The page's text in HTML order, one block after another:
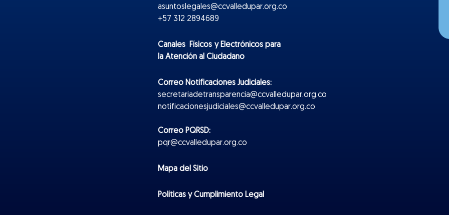
asuntoslegales@ccvalledupar.org.co
+57 312 2894689
Canales Físicos yElectrónicospara
la Atención al Ciudadano
Correo Notificaciones Judiciales:
secretariadetransparencia@ccvalledupar.org.co
notificacionesjudiciales@ccvalledupar.org.co
Correo PQRSD:
pqr@ccvalledupar.org.co
Mapa del Sitio
Políticas y Cumplimiento Legal